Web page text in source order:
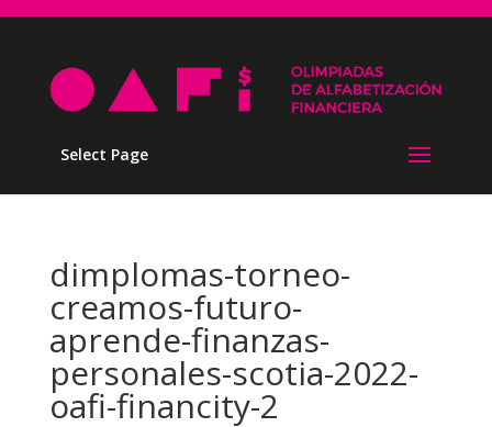
Select Page
dimplomas-torneo-
creamos-futuro-
aprende-finanzas-
personales-scotia-2022-
oafi-financity-2